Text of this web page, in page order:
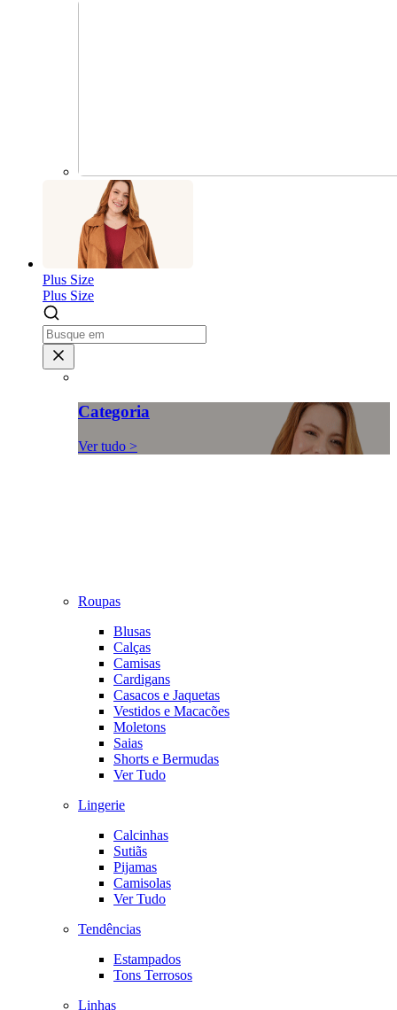
Plus Size
Plus Size
Categoria
Ver tudo >
Roupas
Blusas
Calças
Camisas
Cardigans
Casacos e Jaquetas
Vestidos e Macacões
Moletons
Saias
Shorts e Bermudas
Ver Tudo
Lingerie
Calcinhas
Sutiãs
Pijamas
Camisolas
Ver Tudo
Tendências
Estampados
Tons Terrosos
Linhas